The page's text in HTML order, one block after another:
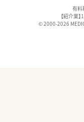
有料
【紹介業
© 2000-2026